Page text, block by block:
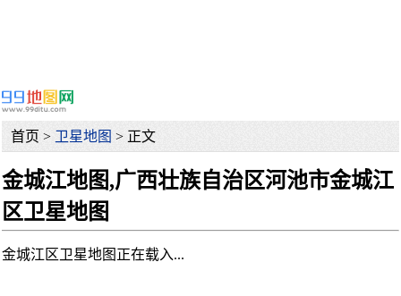
首页 > 卫星地图 > 正文
金城江地图,广西壮族自治区河池市金城江
区卫星地图
金城江区卫星地图正在载入...